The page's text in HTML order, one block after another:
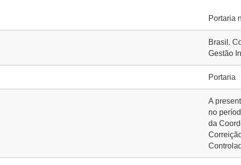
Portaria
Brasil.
Gestão
Portaria
A
no
da